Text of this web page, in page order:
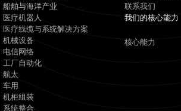
船舶与海洋产业
医疗机器人
医疗线缆与系统解决方案
机械设备
电信网络
工厂自动化
航太
车用
机柜组装
系统整合
联系我们
我们的核心能力
核心能力